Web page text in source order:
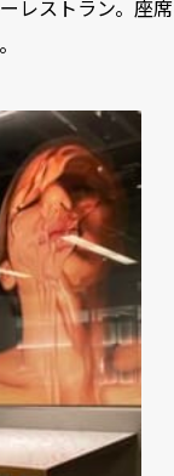
レストラン。座席